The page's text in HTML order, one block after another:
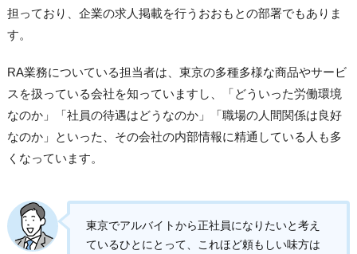
担っており、企業の求人掲載を行うおおもとの部署でもありま
す。
RA業務についている担当者は、東京の多種多様な商品やサービ
スを扱っている会社を知っていますし、「どういった労働環境
なのか」「社員の待遇はどうなのか」「職場の人間関係は良好
なのか」といった、その会社の内部情報に精通している人も多
くなっています。
東京でアルバイトから正社員になりたいと考え
ているひとにとって、これほど頼もしい味方は